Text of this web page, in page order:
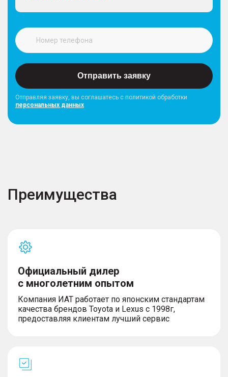
Отправить заявку
Отправляя заявку, вы соглашатесь с политикой обработки
персональных данных
Преимущества
Официальный дилер
с многолетним опытом
Компания ИАТ работает по японским стандартам
качества брендов Toyota и Lexus с 1998г,
предоставляя клиентам лучший сервис